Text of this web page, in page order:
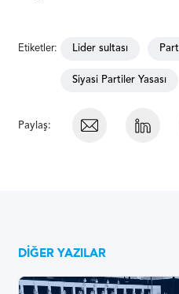
Etiketler: Lider sultası
Siyasi Partiler Yasası
Paylaş:
DIĞER YAZILAR